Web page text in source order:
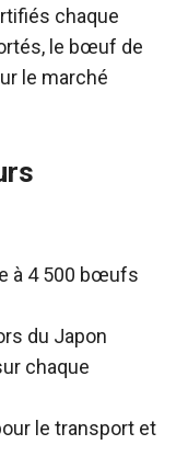
chaque
le bœuf de
le marché
à 4 500 bœufs
du Japon
chaque
le transport et